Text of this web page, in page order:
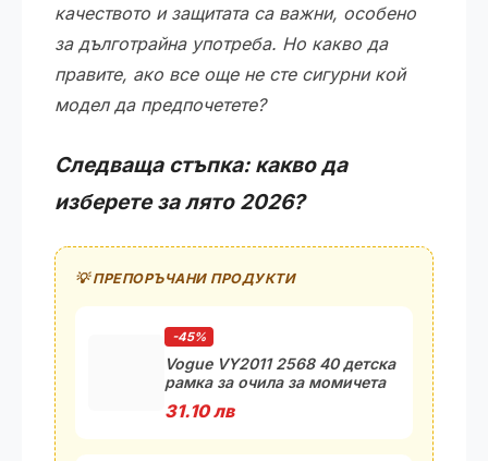
качеството и защитата са важни, особено
за дълготрайна употреба. Но какво да
правите, ако все още не сте сигурни кой
модел да предпочетете?
Следваща стъпка: какво да
изберете за лято 2026?
💡 ПРЕПОРЪЧАНИ ПРОДУКТИ
-45%
Vogue VY2011 2568 40 детска
рамка за очила за момичета
31.10 лв